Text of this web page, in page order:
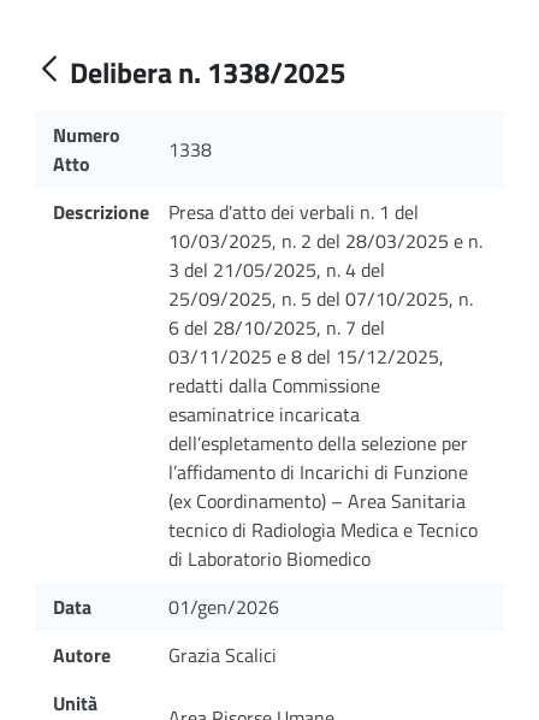
Delibera n. 1338/2025
Numero
Atto
1338
Descrizione
Presa d'atto dei verbali n. 1 del
10/03/2025, n. 2 del 28/03/2025 e n.
3 del 21/05/2025, n. 4 del
25/09/2025, n. 5 del 07/10/2025, n.
6 del 28/10/2025, n. 7 del
03/11/2025 e 8 del 15/12/2025,
redatti dalla Commissione
esaminatrice incaricata
dell’espletamento della selezione per
l’affidamento di Incarichi di Funzione
(ex Coordinamento) – Area Sanitaria
tecnico di Radiologia Medica e Tecnico
di Laboratorio Biomedico
Data
01/gen/2026
Autore
Grazia Scalici
Unità